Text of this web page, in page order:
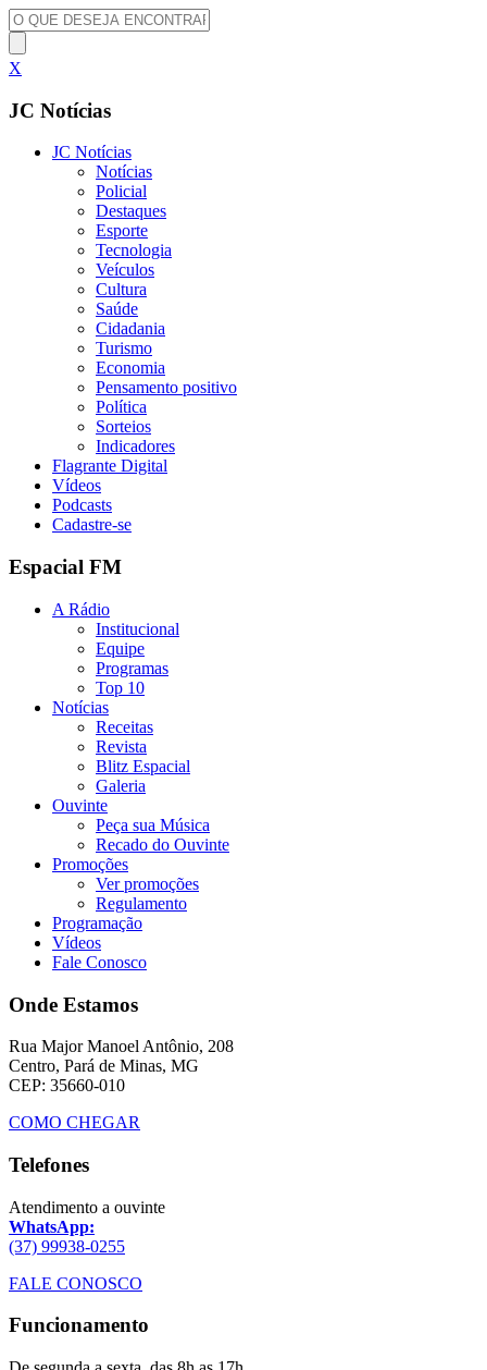
X
JC Notícias
JC Notícias
Notícias
Policial
Destaques
Esporte
Tecnologia
Veículos
Cultura
Saúde
Cidadania
Turismo
Economia
Pensamento positivo
Política
Sorteios
Indicadores
Flagrante Digital
Vídeos
Podcasts
Cadastre-se
Espacial FM
A Rádio
Institucional
Equipe
Programas
Top 10
Notícias
Receitas
Revista
Blitz Espacial
Galeria
Ouvinte
Peça sua Música
Recado do Ouvinte
Promoções
Ver promoções
Regulamento
Programação
Vídeos
Fale Conosco
Onde Estamos
Rua Major Manoel Antônio, 208
Centro, Pará de Minas, MG
CEP: 35660-010
COMO CHEGAR
Telefones
Atendimento a ouvinte
WhatsApp:
(37) 99938-0255
FALE CONOSCO
Funcionamento